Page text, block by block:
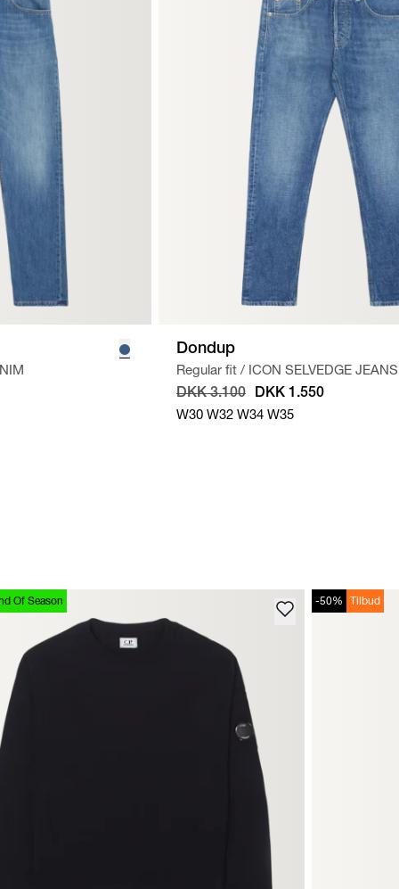
Dondup
Regular fit / ICON SELVEDGE JEANS
DKK 3.100 DKK 1.550
W30 W32 W34 W35
Of Season -50% Tilbud